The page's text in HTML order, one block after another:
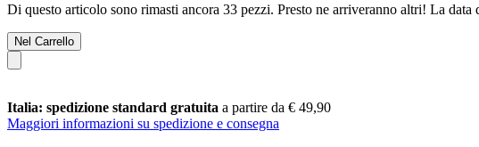
Di questo articolo sono rimasti ancora 33 pezzi. Presto ne arriveranno altri! La
Nel Carrello
Italia: spedizione standard gratuita a partire da € 49,90
Maggiori informazioni su spedizione e consegna